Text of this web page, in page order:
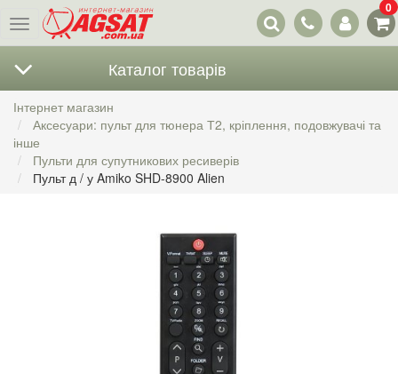
Меню
Наші
контакти
0
Каталог товарів
Інтернет магазин
Аксесуари: пульт для тюнера Т2, кріплення, подовжувачі та
інше
Пульти для супутникових ресиверів
Пульт д / у Amiko SHD-8900 Alien